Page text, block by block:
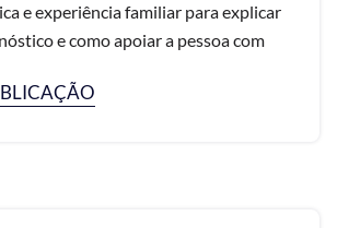
e experiência familiar para explicar
e como apoiar a pessoa com